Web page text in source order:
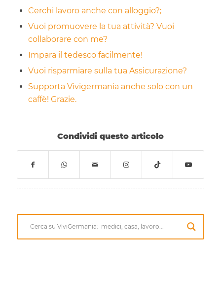
Cerchi lavoro anche con alloggio?;
Vuoi promuovere la tua attività? Vuoi
collaborare con me?
Impara il tedesco facilmente!
Vuoi risparmiare sulla tua Assicurazione?
Supporta Vivigermania anche solo con un
caffè! Grazie.
Condividi questo articolo